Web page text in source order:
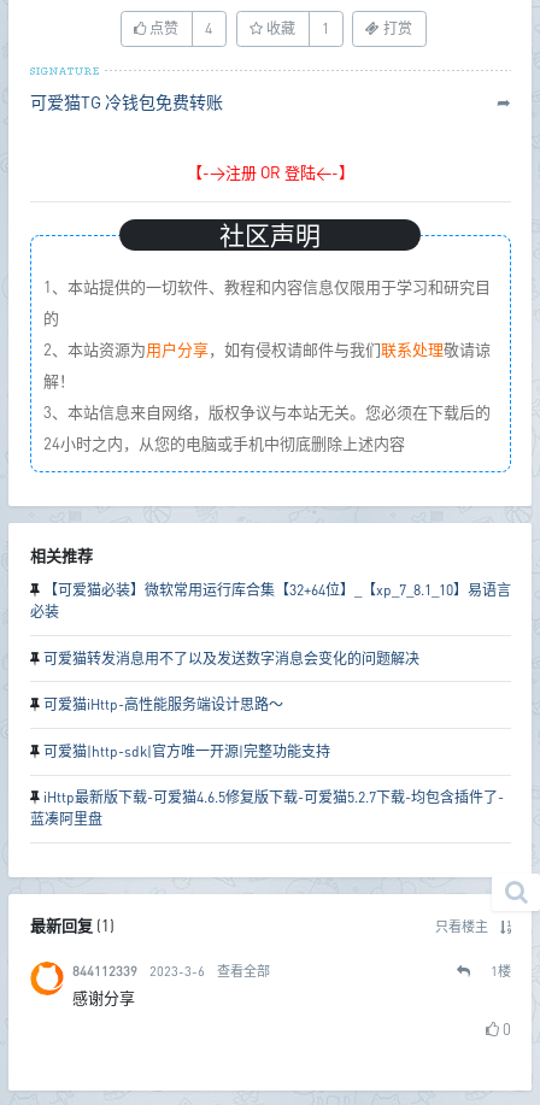
点赞 4 收藏 1 打赏
可爱猫TG 冷钱包免费转账 ➦
【->注册 OR 登陆<-】
社区声明
1、本站提供的一切软件、教程和内容信息仅限用于学习和研究目
的
2、本站资源为用户分享，如有侵权请邮件与我们联系处理敬请谅
解！
3、本站信息来自网络，版权争议与本站无关。您必须在下载后的
24小时之内，从您的电脑或手机中彻底删除上述内容
相关推荐
【可爱猫必装】微软常用运行库合集【32+64位】_【xp_7_8.1_10】易语言
必装
可爱猫转发消息用不了以及发送数字消息会变化的问题解决
可爱猫iHttp-高性能服务端设计思路～
可爱猫|http-sdk|官方唯一开源|完整功能支持
iHttp最新版下载-可爱猫4.6.5修复版下载-可爱猫5.2.7下载-均包含插件了-
蓝凑阿里盘
最新回复(1) 只看楼主
844112339 2023-3-6 查看全部 1楼
感谢分享
0